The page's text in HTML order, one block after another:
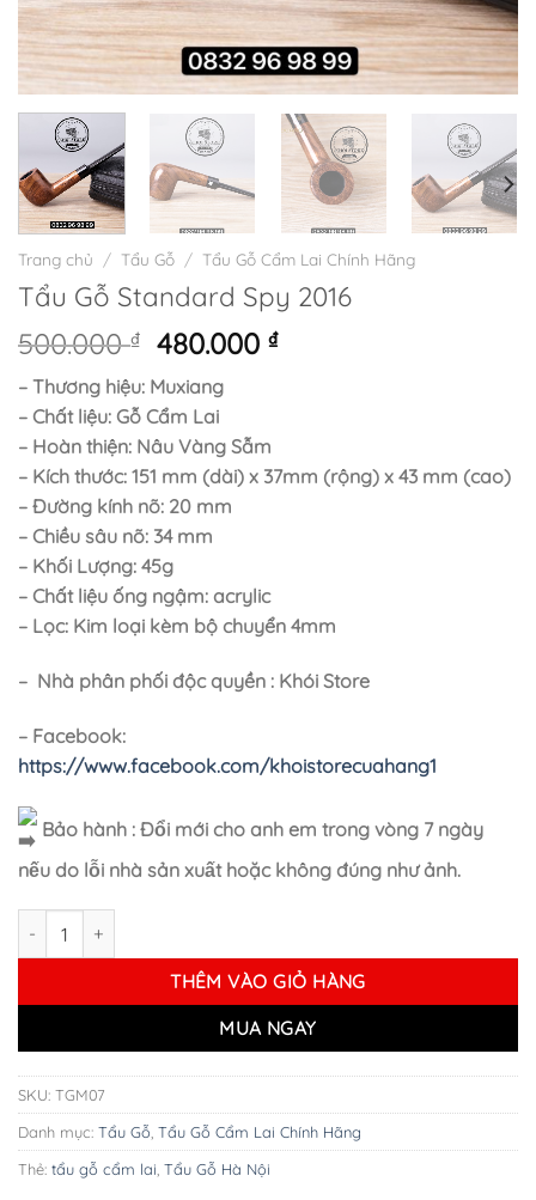
Trang chủ / Tẩu Gỗ / Tẩu Gỗ Cẩm Lai Chính Hãng
Tẩu Gỗ Standard Spy 2016
500.000₫
Giá
gốc
là:
500.000 ₫.
480.000₫Giá
– Thương hiệu: Muxiang
– Chất liệu: Gỗ Cẩm Lai
– Hoàn thiện: Nâu Vàng Sẫm
– Kích thước: 151 mm (dài) x 37mm (rộng) x 43 mm (cao)
– Đường kính nõ: 20 mm
– Chiều sâu nõ: 34 mm
– Khối Lượng: 45g
– Chất liệu ống ngậm: acrylic
– Lọc: Kim loại kèm bộ chuyển 4mm
– Nhà phân phối độc quyền : Khói Store
– Facebook:
https://www.facebook.com/khoistorecuahang1
Bảo hành : Đổi mới cho anh em trong vòng 7 ngày
nếu do lỗi nhà sản xuất hoặc không đúng như ảnh.
THÊM VÀO GIỎ HÀNG
MUA NGAY
SKU: TGM07
Danh mục: Tẩu Gỗ, Tẩu Gỗ Cẩm Lai Chính Hãng
Thẻ: tẩu gỗ cẩm lai, Tẩu Gỗ Hà Nội